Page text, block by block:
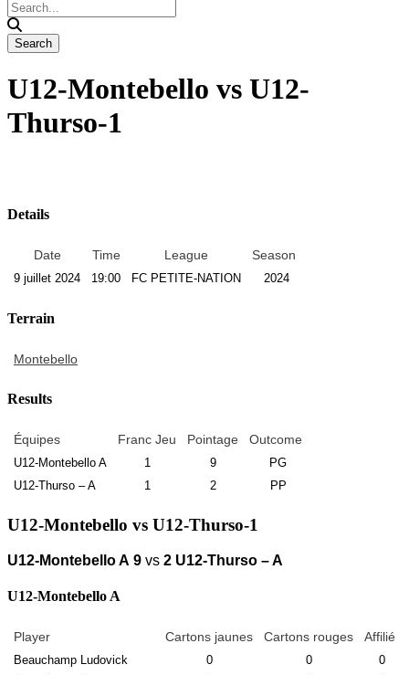
U12-Montebello vs U12-
Thurso-1
Details
Date Time League Season
9 juillet 2024 19:00 FC PETITE-NATION 2024
Terrain
Montebello
Results
Équipes Franc Jeu Pointage Outcome
U12-Montebello A 1 9
PG
U12-Thurso – A
1 2 PP
U12-Montebello vs U12-Thurso-1
U12-Montebello A 9 vs 2 U12-Thurso – A
U12-Montebello A
Player Cartons jaunes Cartons rouges Affilié
Beauchamp Ludovick 0 0
0